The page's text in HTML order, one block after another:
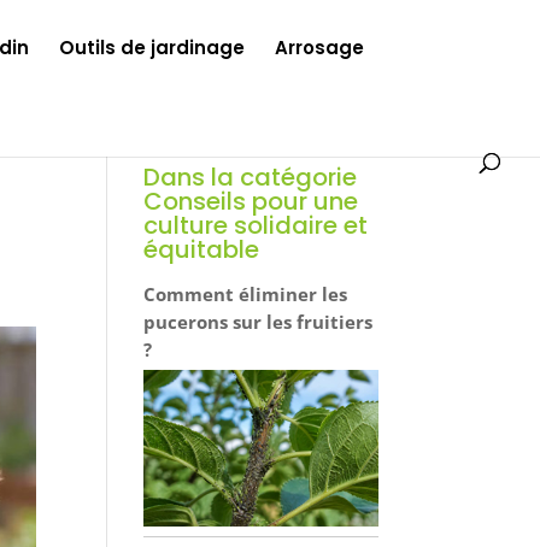
Outils de jardinage Arrosage
Dans la catégorie
Conseils pour une
culture solidaire et
équitable
Comment éliminer les
pucerons sur les fruitiers
?